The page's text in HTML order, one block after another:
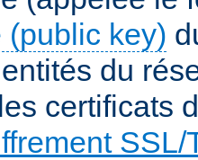
(public key)
du
certificats
SSL/